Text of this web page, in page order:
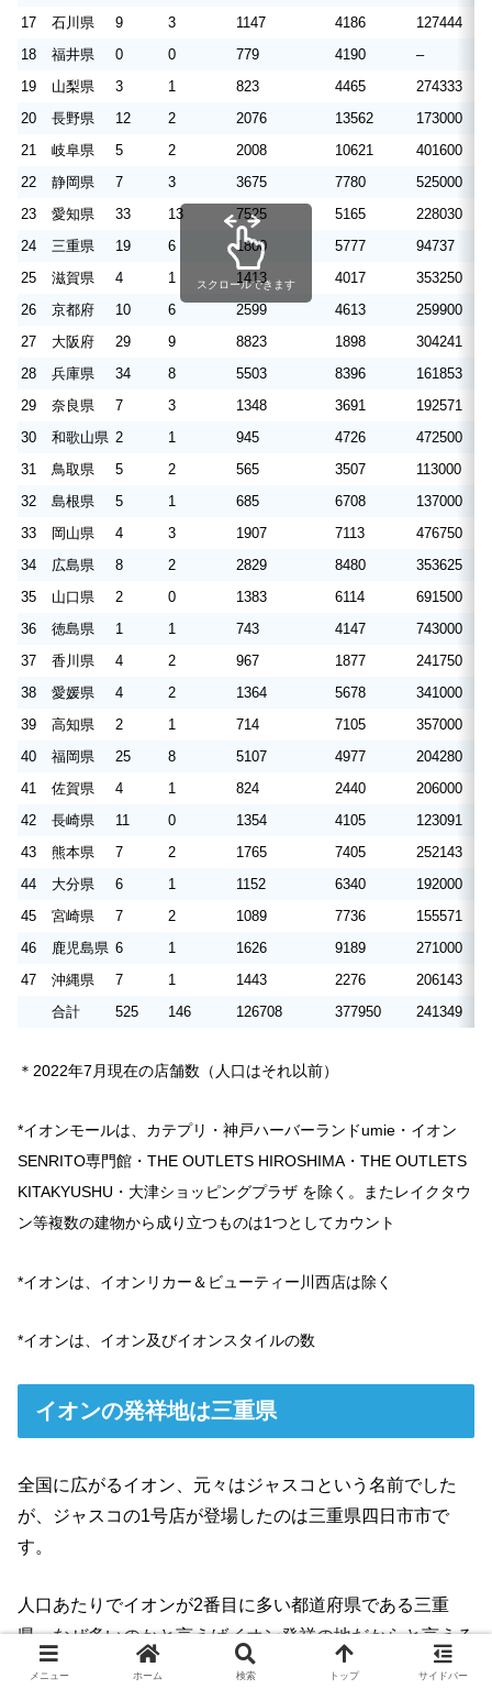
17
石川県 9 3 1147 4186 127444
18
福井県 0 0 779 4190 –
19
山梨県 3 1 823 4465 274333
20
長野県 12 2 2076 13562 173000
21
岐阜県 5 2 2008 10621 401600
22
静岡県 7 3 3675 7780 525000
23
愛知県 33 13 7525 5165 228030
24
三重県 19 6 1800 5777 94737
25
滋賀県 4 1 1413 4017 353250
26
京都府 10 6 2599 4613 259900
27
大阪府 29 9 8823 1898 304241
28
兵庫県 34 8 5503 8396 161853
29
奈良県 7 3 1348 3691 192571
30
和歌山県 2 1 945 4726 472500
31
鳥取県 5 2 565 3507 113000
32
島根県 5 1 685 6708 137000
33
岡山県 4 3 1907 7113 476750
34
広島県 8 2 2829 8480 353625
35
山口県 2 0 1383 6114 691500
36
徳島県 1 1 743 4147 743000
37
香川県 4 2 967 1877 241750
38
愛媛県 4 2 1364 5678 341000
39
高知県 2 1 714 7105 357000
40
福岡県 25 8 5107 4977 204280
41
佐賀県 4 1 824 2440 206000
42
長崎県 11 0 1354 4105 123091
43
熊本県 7 2 1765 7405 252143
44
大分県 6 1 1152 6340 192000
45
宮崎県 7 2 1089 7736 155571
46
鹿児島県 6 1 1626 9189 271000
47
沖縄県 7 1 1443 2276 206143
合計
525 146 126708 377950 241349
スクロールできます
＊2022年7月現在の店舗数（人口はそれ以前）
*イオンモールは、カテプリ・神戸ハーバーランドumie・イオン
SENRITO専門館・THE OUTLETS HIROSHIMA・THE OUTLETS
KITAKYUSHU・大津ショッピングプラザ を除く。またレイクタウ
ン等複数の建物から成り立つものは1つとしてカウント
*イオンは、イオンリカー＆ビューティー川西店は除く
*イオンは、イオン及びイオンスタイルの数
イオンの発祥地は三重県
全国に広がるイオン、元々はジャスコという名前でした
が、ジャスコの1号店が登場したのは三重県四日市市で
す。
人口あたりでイオンが2番目に多い都道府県である三重
県、なぜ多いのかと言えばイオン発祥の地だからと言える
でしょう。
メニュー ホーム 検索 トップ サイドバー